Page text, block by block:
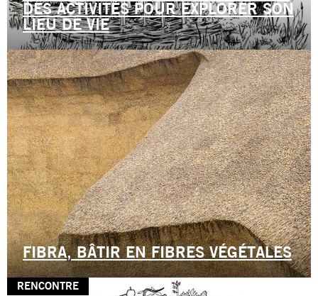
DES ACTIVITÉS POUR EXPLORER SON
LIEU DE VIE
FIBRA, BÂTIR EN FIBRES VÉGÉTALES
RENCONTRE